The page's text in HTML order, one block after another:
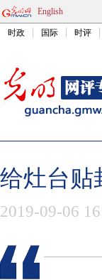
English
时政 国际 时评
给灶台贴
2019-09-06